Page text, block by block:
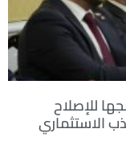
للإصلاح
الاستثماري